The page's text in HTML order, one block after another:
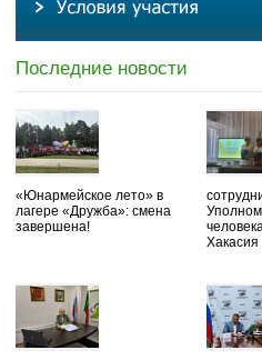
Последние новости
«Юнармейское лето» в
лагере «Дружба»: смена
завершена!
Хакасия